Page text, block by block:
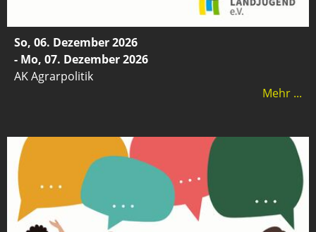
So, 06. Dezember 2026
- Mo, 07. Dezember 2026
AK Agrarpolitik
Mehr ...